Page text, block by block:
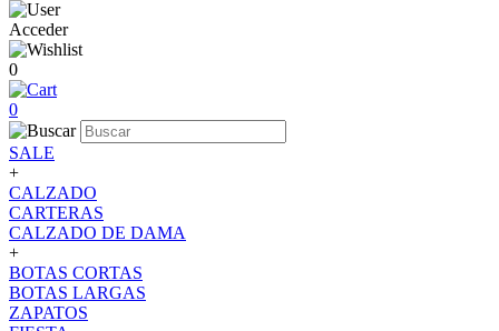
Acceder
0
0
SALE
+
CALZADO
CARTERAS
CALZADO DE DAMA
+
BOTAS CORTAS
BOTAS LARGAS
ZAPATOS